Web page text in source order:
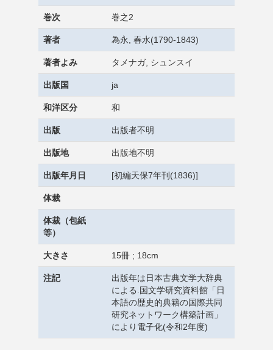
巻次 巻之2
著者 為永, 春水(1790-1843)
著者よみ タメナガ, シュンスイ
出版国 ja
和洋区分 和
出版 出版者不明
出版地 出版地不明
出版年月日 [初編天保7年刊(1836)]
体裁
体裁（包紙
等）
大きさ 15冊 ; 18cm
注記
出版年は日本古典文学大辞典
による.国文学研究資料館「日
本語の歴史的典籍の国際共同
研究ネットワーク構築計画」
により電子化(令和2年度)